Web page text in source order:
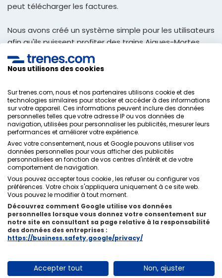
peut télécharger les factures.
Nous avons créé un système simple pour les utilisateurs
afin qu'ils puissent profiter des trains Aigues-Mortes
pour Aigues-Mortes au meilleur prix et recevoir dans
votre e-mail afin de pouvoir imprimer, et avec eux,
Politique de confidentialité
Conditions générales
Politique des Cookies
Politique de sécurité
Avis légal
Qui sommes-nous ixigo
Copyright © Trenes.com. Tous droits réservés.
Nous utilisons des cookies
Sur trenes.com, nous et nos partenaires utilisons cookie et des
technologies similaires pour stocker et accéder à des informations
sur votre appareil. Ces informations peuvent inclure des données
personnelles telles que votre adresse IP ou vos données de
navigation, utilisées pour personnaliser les publicités, mesurer leurs
performances et améliorer votre expérience.
Avec votre consentement, nous et Google pouvons utiliser vos
données personnelles pour vous afficher des publicités
personnalisées en fonction de vos centres d'intérêt et de votre
comportement de navigation.
Vous pouvez accepter tous cookie , les refuser ou configurer vos
préférences. Votre choix s'appliquera uniquement à ce site web.
Vous pouvez le modifier à tout moment.
Découvrez comment Google utilise vos données
personnelles lorsque vous donnez votre consentement sur
notre site en consultant sa page relative à la responsabilité
des données des entreprises :
https://business.safety.google/privacy/
Accepter tout Non, ajuster